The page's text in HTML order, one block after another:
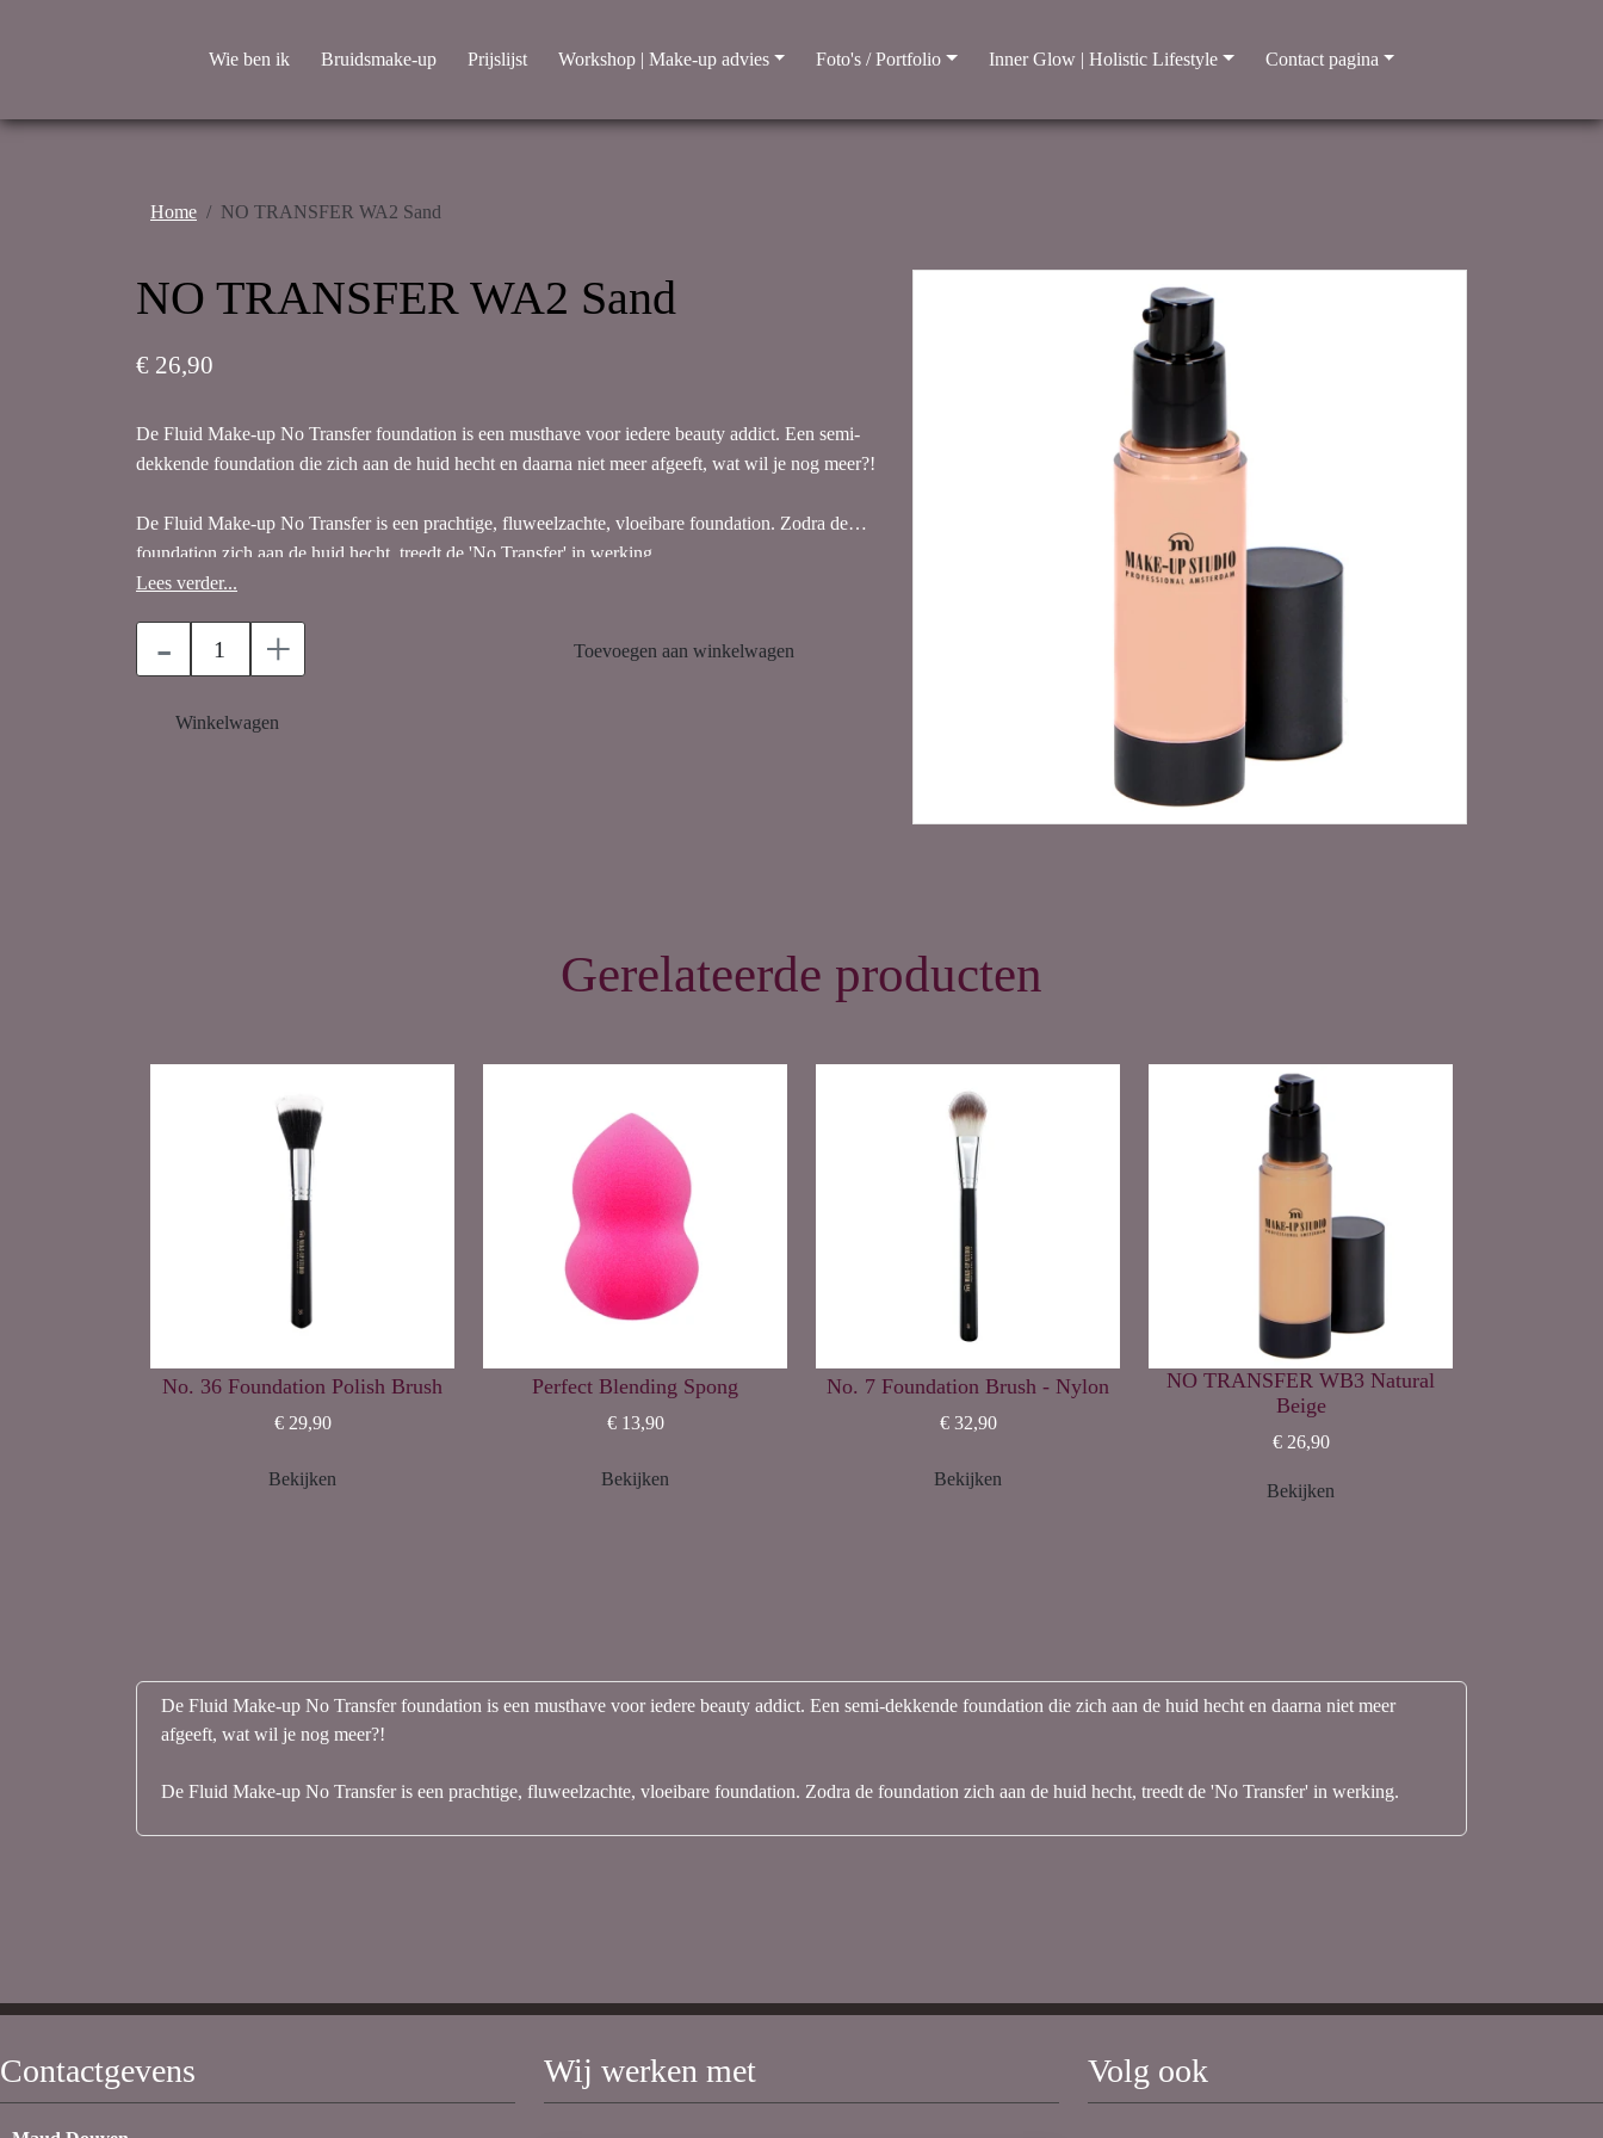
Wie ben ik Bruidsmake-up Prijslijst Workshop | Make-up advies Foto's / Portfolio Inner Glow | Holistic Lifestyle Contact pagina
Home NO TRANSFER WA2 Sand
NO TRANSFER WA2 Sand
€ 26,90
De Fluid Make-up No Transfer foundation is een musthave voor iedere beauty addict. Een semi-
dekkende foundation die zich aan de huid hecht en daarna niet meer afgeeft, wat wil je nog meer?!
De Fluid Make-up No Transfer is een prachtige, fluweelzachte, vloeibare foundation. Zodra de
foundation zich aan de huid hecht, treedt de 'No Transfer' in werking.
Lees verder...
- + Toevoegen aan winkelwagen
Winkelwagen
Gerelateerde producten
No. 36 Foundation Polish Brush
€ 29,90
Bekijken
Perfect Blending Spong
€ 13,90
Bekijken
No. 7 Foundation Brush - Nylon
€ 32,90
Bekijken
NO TRANSFER WB3 Natural
Beige
€ 26,90
Bekijken
De Fluid Make-up No Transfer foundation is een musthave voor iedere beauty addict. Een semi-dekkende foundation die zich aan de huid hecht en daarna niet meer
afgeeft, wat wil je nog meer?!
De Fluid Make-up No Transfer is een prachtige, fluweelzachte, vloeibare foundation. Zodra de foundation zich aan de huid hecht, treedt de 'No Transfer' in werking.
Contactgevens Wij werken met Volg ook